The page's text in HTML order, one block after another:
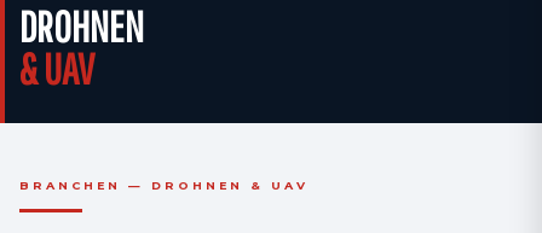
DROHNEN
& UAV
BRANCHEN — DROHNEN & UAV